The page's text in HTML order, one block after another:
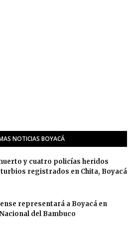
NOTICIAS BOYACÁ
y cuatro policías heridos
registrados en Chita, Boyacá
representará a Boyacá en
del Bambuco